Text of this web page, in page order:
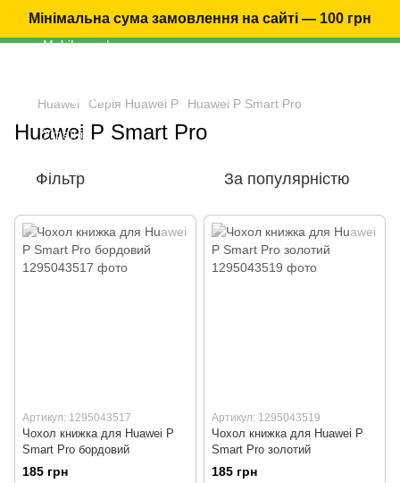
Мінімальна сума замовлення на сайті — 100 грн
Huawei Серія Huawei P Huawei P Smart Pro
Huawei P Smart Pro
Фільтр За популярністю
Артикул: 1295043517
Чохол книжка для Huawei P
Smart Pro бордовий
185 грн
Артикул: 1295043519
Чохол книжка для Huawei P
Smart Pro золотий
185 грн